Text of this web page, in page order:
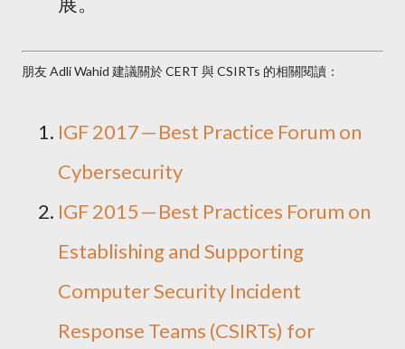
朋友 Adli Wahid 建議關於 CERT 與 CSIRTs 的相關閱讀：
IGF 2017 — Best Practice Forum on
Cybersecurity
IGF 2015 — Best Practices Forum on
Establishing and Supporting
Computer Security Incident
Response Teams (CSIRTs) for